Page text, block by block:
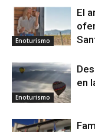
Enoturismo
El
Enoturismo
en